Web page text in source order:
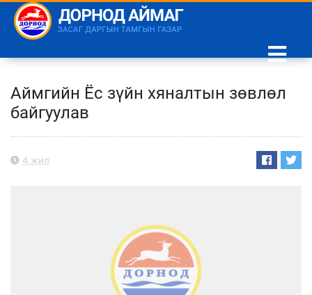
Аймгийн Ёс зүйн хяналтын зөвлөл
байгуулав
4 жил